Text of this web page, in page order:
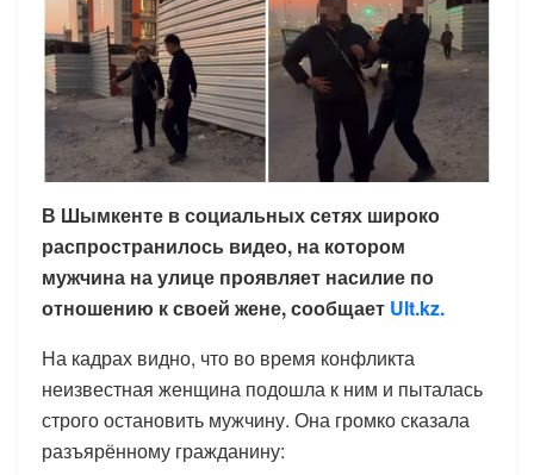
В Шымкенте в социальных сетях широко
распространилось видео, на котором
мужчина на улице проявляет насилие по
отношению к своей жене, сообщает Ult.kz.
На кадрах видно, что во время конфликта
неизвестная женщина подошла к ним и пыталась
строго остановить мужчину. Она громко сказала
разъярённому гражданину: